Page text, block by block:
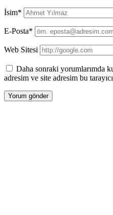
İsim*
E-Posta*
Web Sitesi
Daha sonraki yorumlarımda
adresim ve site adresim bu